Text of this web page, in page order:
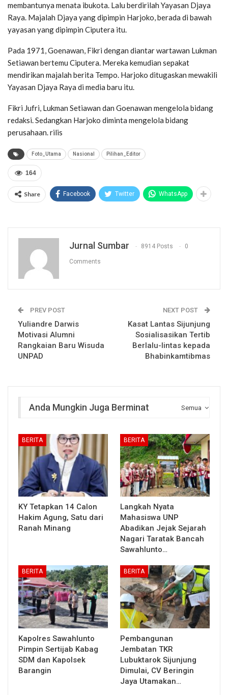
membantunya menata ibukota. Lalu berdirilah Yayasan Djaya
Raya. Majalah Djaya yang dipimpin Harjoko, berada di bawah
yayasan yang dipimpin Ciputera itu.
Pada 1971, Goenawan, Fikri dengan diantar wartawan Lukman
Setiawan bertemu Ciputera. Mereka kemudian sepakat
mendirikan majalah berita Tempo. Harjoko ditugaskan mewakili
Yayasan Djaya Raya di media baru itu.
Fikri Jufri, Lukman Setiawan dan Goenawan mengelola bidang
redaksi. Sedangkan Harjoko diminta mengelola bidang
perusahaan. rilis
Foto_Utama Nasional Pilihan_Editor
164
Share Facebook Twitter WhatsApp
Jurnal Sumbar 8914 Posts 0
Comments
PREV POST
Yuliandre Darwis
Motivasi Alumni
Rangkaian Baru Wisuda
UNPAD
NEXT POST
Kasat Lantas Sijunjung
Sosialisasikan Tertib
Berlalu-lintas kepada
Bhabinkamtibmas
Semua
Anda Mungkin Juga Berminat
BERITA
KY Tetapkan 14 Calon
Hakim Agung, Satu dari
Ranah Minang
BERITA
Langkah Nyata
Mahasiswa UNP
Abadikan Jejak Sejarah
Nagari Taratak Bancah
Sawahlunto…
BERITA
Kapolres Sawahlunto
Pimpin Sertijab Kabag
SDM dan Kapolsek
Barangin
BERITA
Pembangunan
Jembatan TKR
Lubuktarok Sijunjung
Dimulai, CV Beringin
Jaya Utamakan…